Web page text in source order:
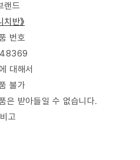
랜드
치반》
번호
대해서
불가
은 받아들일 수 없습니다.
비고